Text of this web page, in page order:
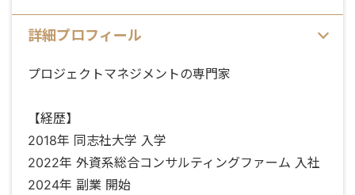
詳細プロフィール
プロジェクトマネジメントの専門家
【経歴】
2018年 同志社大学 入学
2022年 外資系総合コンサルティングファーム 入社
2024年 副業 開始